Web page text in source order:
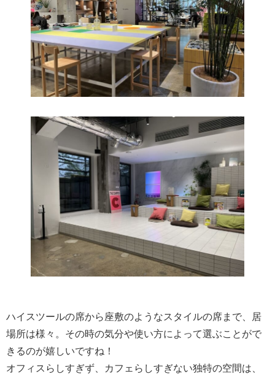
ハイスツールの席から座敷のようなスタイルの席まで、居
場所は様々。その時の気分や使い方によって選ぶことがで
きるのが嬉しいですね！
オフィスらしすぎず、カフェらしすぎない独特の空間は、